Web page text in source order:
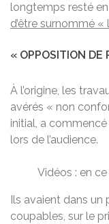
longtemps resté
d’être surnommé
« OPPOSITION DE
À l’origine, les
avérés « non
initial, a
lors de l’audience.
Vidéos : en
Ils avaient dans un
coupables, sur le